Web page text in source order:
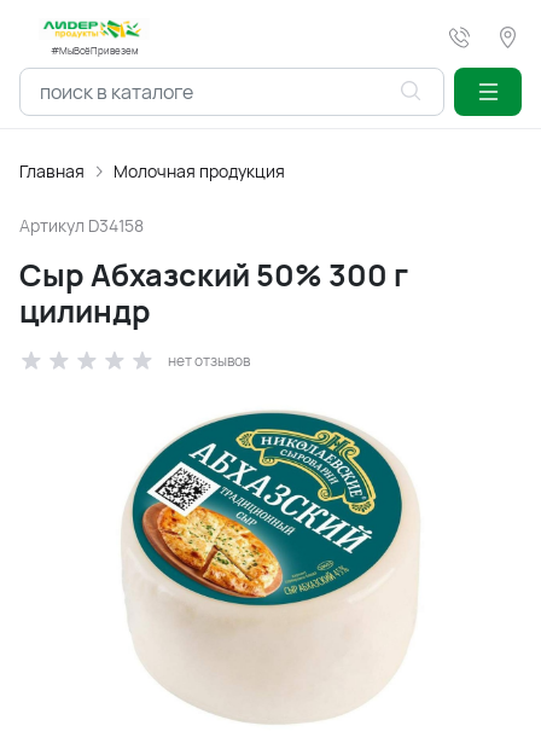
#МыВсёПривезем
Главная Молочная продукция
Артикул D34158
Сыр Абхазский 50% 300 г
цилиндр
нет отзывов